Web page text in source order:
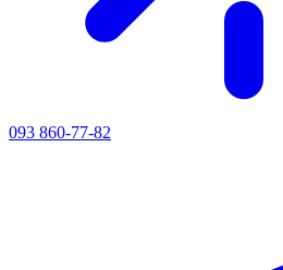
093 860-77-82